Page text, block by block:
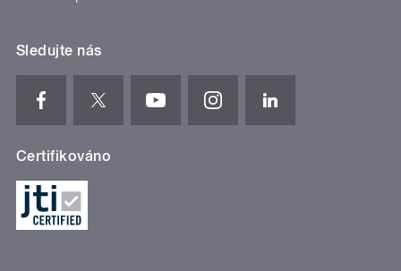
Sledujte nás
Certifikováno